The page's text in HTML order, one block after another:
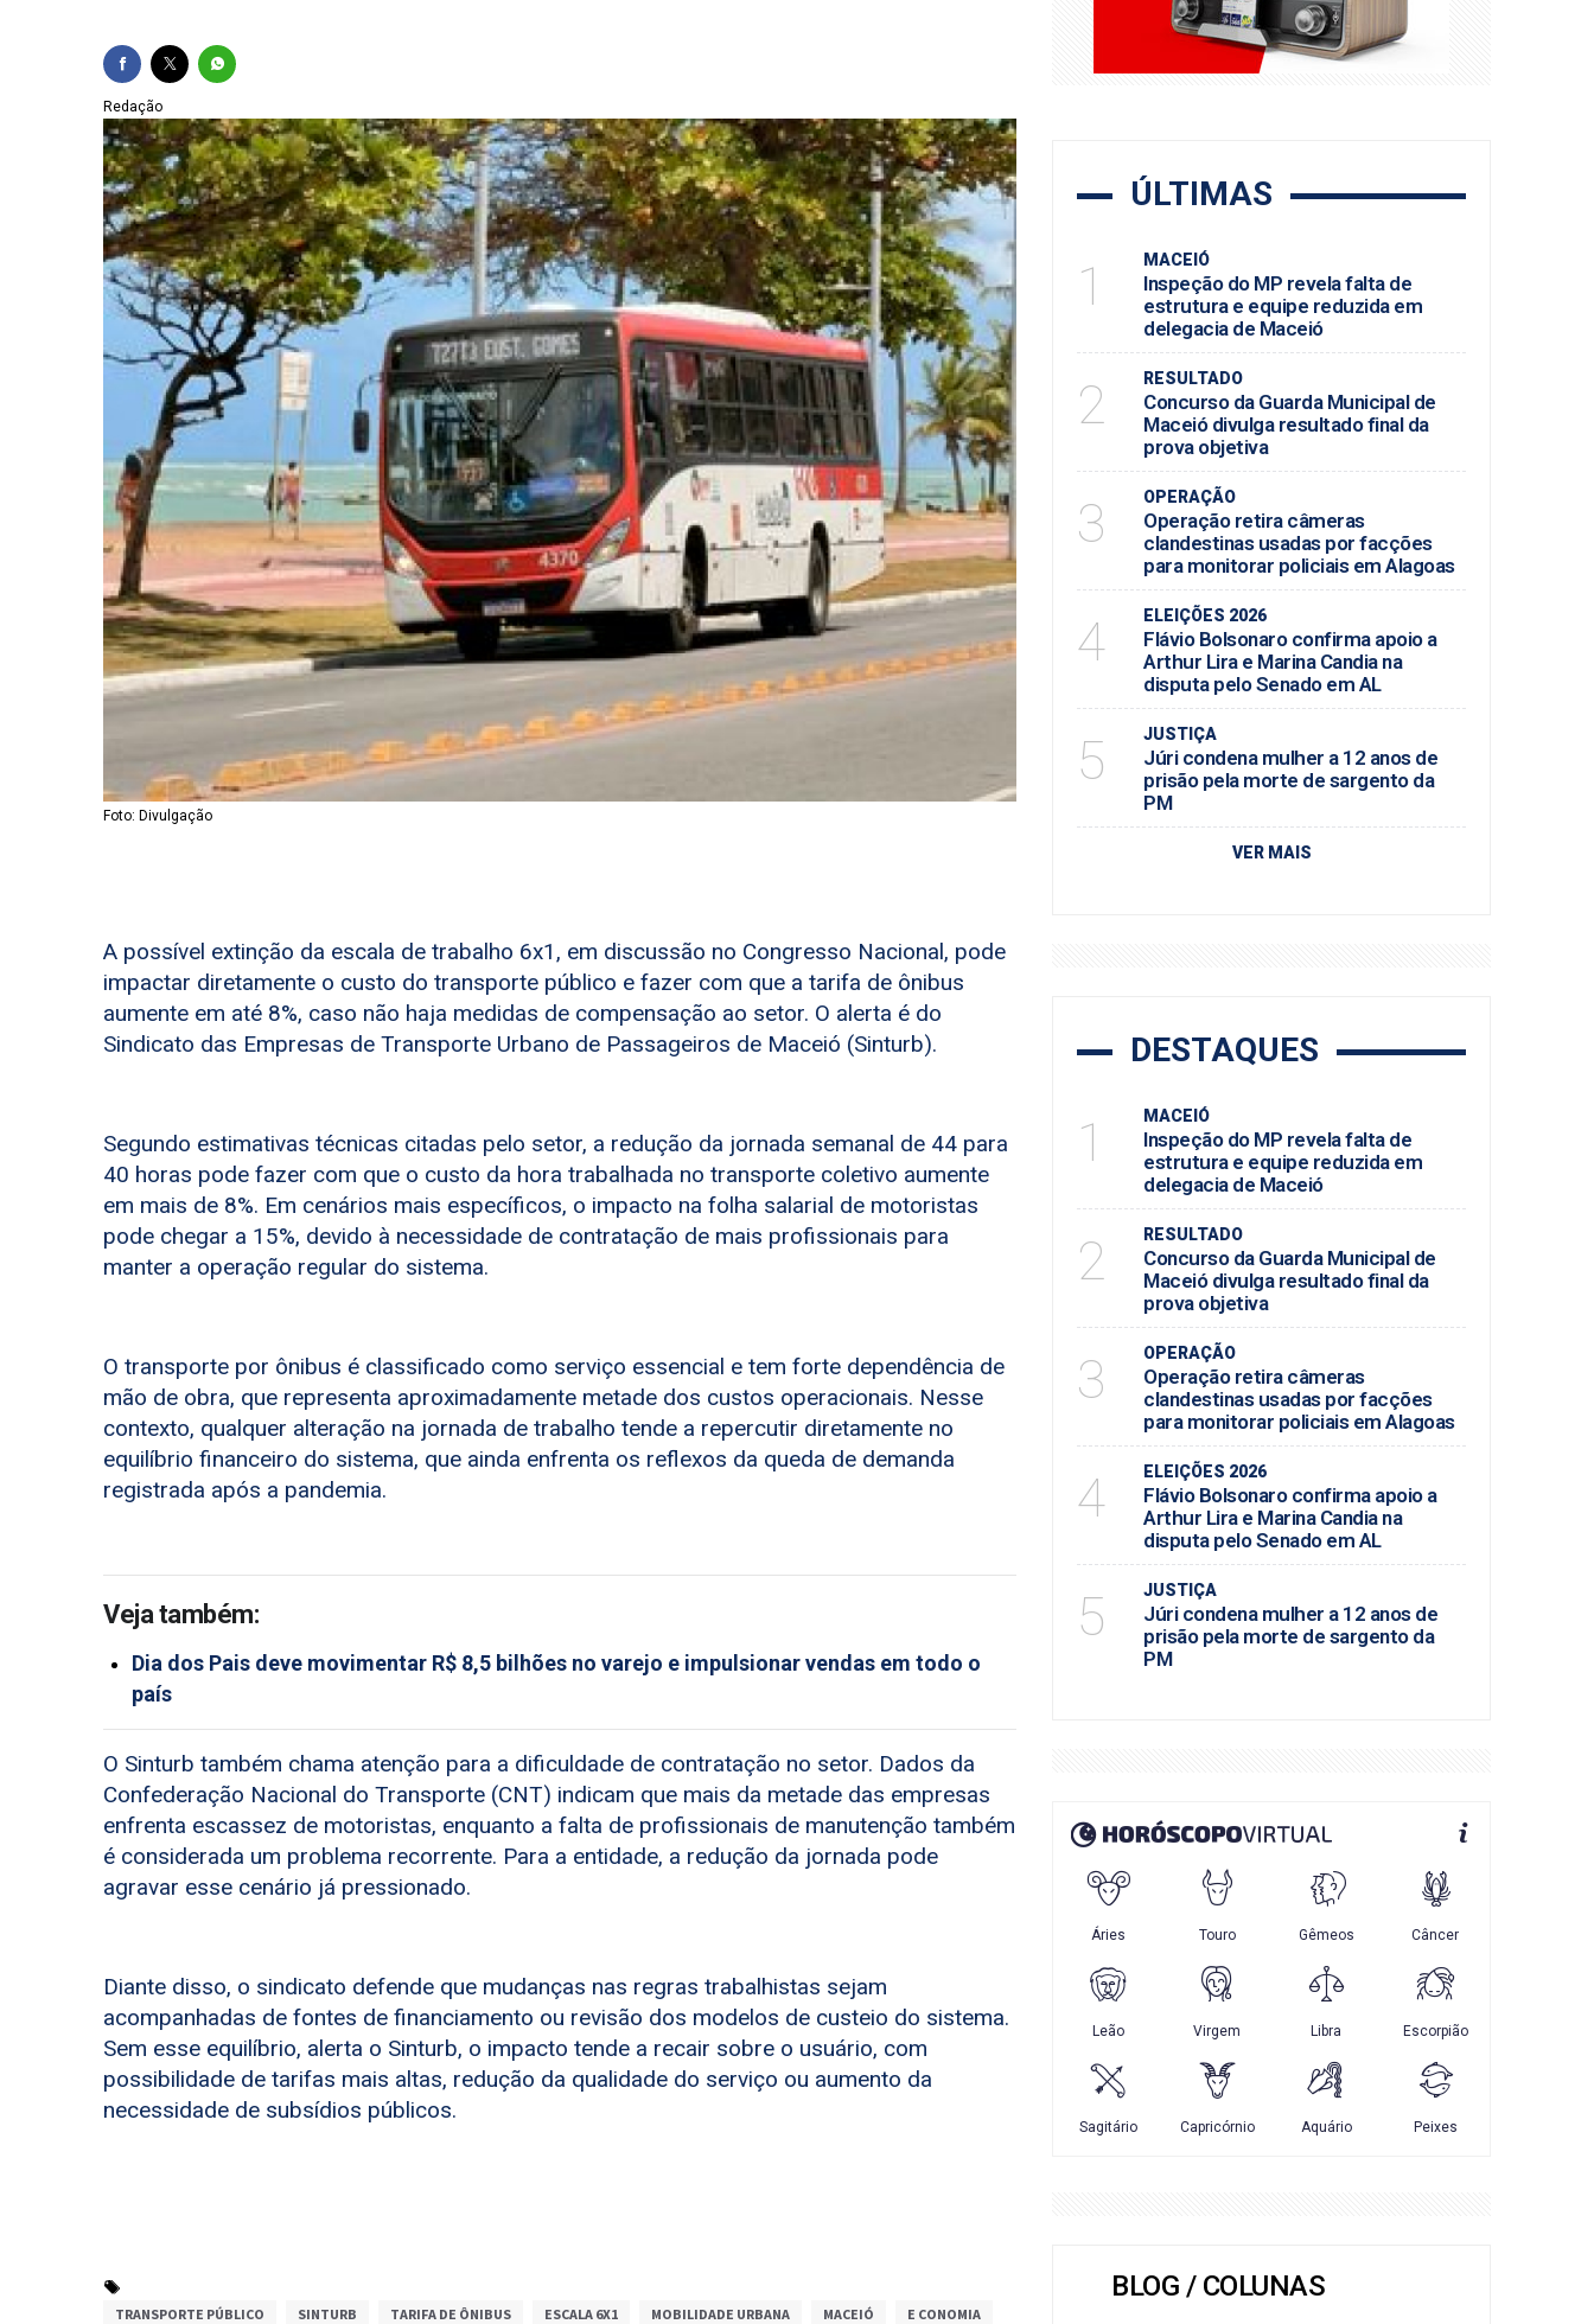
Operação retira câmeras clandestinas usadas por facções para monitorar policiais em Alagoas
Redação
Foto: Divulgação
A possível extinção da escala de trabalho 6x1, em discussão no Congresso Nacional, pode
impactar diretamente o custo do transporte público e fazer com que a tarifa de ônibus
aumente em até 8%, caso não haja medidas de compensação ao setor. O alerta é do
Sindicato das Empresas de Transporte Urbano de Passageiros de Maceió (Sinturb).
Segundo estimativas técnicas citadas pelo setor, a redução da jornada semanal de 44 para
40 horas pode fazer com que o custo da hora trabalhada no transporte coletivo aumente
em mais de 8%. Em cenários mais específicos, o impacto na folha salarial de motoristas
pode chegar a 15%, devido à necessidade de contratação de mais profissionais para
manter a operação regular do sistema.
O transporte por ônibus é classificado como serviço essencial e tem forte dependência de
mão de obra, que representa aproximadamente metade dos custos operacionais. Nesse
contexto, qualquer alteração na jornada de trabalho tende a repercutir diretamente no
equilíbrio financeiro do sistema, que ainda enfrenta os reflexos da queda de demanda
registrada após a pandemia.
Veja também:
Dia dos Pais deve movimentar R$ 8,5 bilhões no varejo e impulsionar vendas em todo o
país
O Sinturb também chama atenção para a dificuldade de contratação no setor. Dados da
Confederação Nacional do Transporte (CNT) indicam que mais da metade das empresas
enfrenta escassez de motoristas, enquanto a falta de profissionais de manutenção também
é considerada um problema recorrente. Para a entidade, a redução da jornada pode
agravar esse cenário já pressionado.
Diante disso, o sindicato defende que mudanças nas regras trabalhistas sejam
acompanhadas de fontes de financiamento ou revisão dos modelos de custeio do sistema.
Sem esse equilíbrio, alerta o Sinturb, o impacto tende a recair sobre o usuário, com
possibilidade de tarifas mais altas, redução da qualidade do serviço ou aumento da
necessidade de subsídios públicos.
TRANSPORTE PÚBLICO SINTURB TARIFA DE ÔNIBUS ESCALA 6X1 MOBILIDADE URBANA MACEIÓ E CONOMIA
ÚLTIMAS
1 MACEIÓ
Inspeção do MP revela falta de
estrutura e equipe reduzida em
delegacia de Maceió
2 RESULTADO
Concurso da Guarda Municipal de
Maceió divulga resultado final da
prova objetiva
3 OPERAÇÃO
Operação retira câmeras
clandestinas usadas por facções
para monitorar policiais em Alagoas
4 ELEIÇÕES 2026
Flávio Bolsonaro confirma apoio a
Arthur Lira e Marina Candia na
disputa pelo Senado em AL
5 JUSTIÇA
Júri condena mulher a 12 anos de
prisão pela morte de sargento da
PM
VER MAIS
DESTAQUES
1 MACEIÓ
Inspeção do MP revela falta de
estrutura e equipe reduzida em
delegacia de Maceió
2 RESULTADO
Concurso da Guarda Municipal de
Maceió divulga resultado final da
prova objetiva
3 OPERAÇÃO
Operação retira câmeras
clandestinas usadas por facções
para monitorar policiais em Alagoas
4 ELEIÇÕES 2026
Flávio Bolsonaro confirma apoio a
Arthur Lira e Marina Candia na
disputa pelo Senado em AL
5 JUSTIÇA
Júri condena mulher a 12 anos de
prisão pela morte de sargento da
PM
BLOG / COLUNAS